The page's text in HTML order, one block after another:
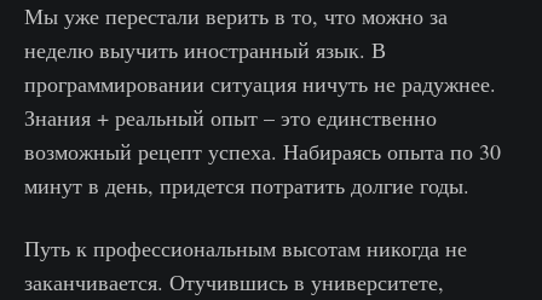
Мы уже перестали верить в то, что можно за
неделю выучить иностранный язык. В
программировании ситуация ничуть не радужнее.
Знания + реальный опыт – это единственно
возможный рецепт успеха. Набираясь опыта по 30
минут в день, придется потратить долгие годы.
Путь к профессиональным высотам никогда не
заканчивается. Отучившись в университете,